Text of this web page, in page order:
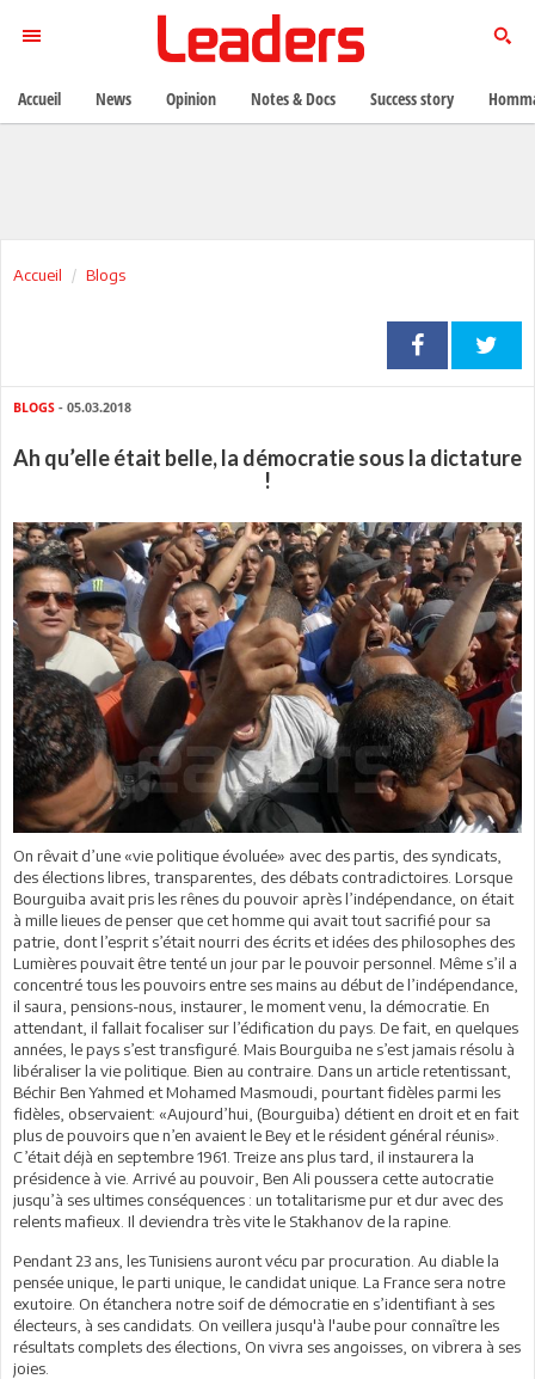
Accueil Blogs
BLOGS - 05.03.2018
Ah qu’elle était belle, la démocratie sous la dictature
!
On rêvait d’une «vie politique évoluée» avec des partis, des syndicats,
des élections libres, transparentes, des débats contradictoires. Lorsque
Bourguiba avait pris les rênes du pouvoir après l’indépendance, on était
à mille lieues de penser que cet homme qui avait tout sacrifié pour sa
patrie, dont l’esprit s’était nourri des écrits et idées des philosophes des
Lumières pouvait être tenté un jour par le pouvoir personnel. Même s’il a
concentré tous les pouvoirs entre ses mains au début de l’indépendance,
il saura, pensions-nous, instaurer, le moment venu, la démocratie. En
attendant, il fallait focaliser sur l’édification du pays. De fait, en quelques
années, le pays s’est transfiguré. Mais Bourguiba ne s’est jamais résolu à
libéraliser la vie politique. Bien au contraire. Dans un article retentissant,
Béchir Ben Yahmed et Mohamed Masmoudi, pourtant fidèles parmi les
fidèles, observaient: «Aujourd’hui, (Bourguiba) détient en droit et en fait
plus de pouvoirs que n’en avaient le Bey et le résident général réunis».
C’était déjà en septembre 1961. Treize ans plus tard, il instaurera la
présidence à vie. Arrivé au pouvoir, Ben Ali poussera cette autocratie
jusqu’à ses ultimes conséquences : un totalitarisme pur et dur avec des
relents mafieux. Il deviendra très vite le Stakhanov de la rapine.
Pendant 23 ans, les Tunisiens auront vécu par procuration. Au diable la
pensée unique, le parti unique, le candidat unique. La France sera notre
exutoire. On étanchera notre soif de démocratie en s’identifiant à ses
électeurs, à ses candidats. On veillera jusqu'à l'aube pour connaître les
résultats complets des élections, On vivra ses angoisses, on vibrera à ses
joies.
Accueil News Opinion Notes & Docs Success story